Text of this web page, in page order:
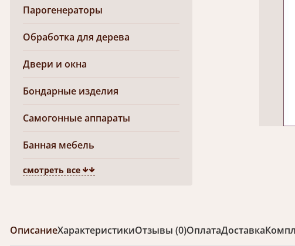
Парогенераторы
Обработка для дерева
Двери и окна
Бондарные изделия
Самогонные аппараты
Банная мебель
смотреть все
ОписаниеХарактеристикиОтзывы (0)ОплатаДоставка